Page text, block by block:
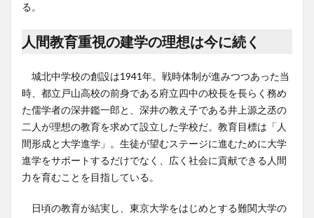
る。
人間教育重視の建学の理想は今に続く
城北中学校の創設は1941年。戦時体制が進みつつあった当
時、都立戸山高校の前身である府立四中の校長を長らく務め
た儒学者の深井鑑一郎と、深井の教え子である井上源之丞の
二人が理想の教育を求めて設立した学校だ。教育目標は「人
間形成と大学進学」。生徒が望むステージに進むために大学
進学をサポートするだけでなく、広く社会に貢献できる人間
力を育むことを目指している。
日頃の教育が結実し、東京大学をはじめとする難関大学の